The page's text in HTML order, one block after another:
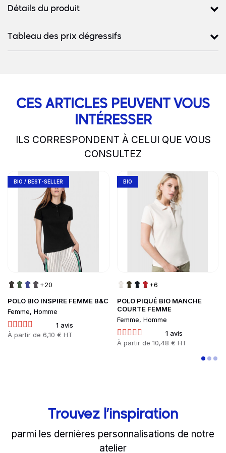
Détails du produit
Tableau des prix dégressifs
CES ARTICLES PEUVENT VOUS
INTÉRESSER
ILS CORRESPONDENT À CELUI QUE VOUS
CONSULTEZ
slide1 to 2of 5
POLO BIO INSPIRE FEMME B&C
Femme, Homme
1 avis
Prix
À partir de 6,10 € HT
BIO / BEST-SELLER
+20
Go to product page
POLO PIQUÉ BIO MANCHE
COURTE FEMME
Femme, Homme
1 avis
Prix
À partir de 10,48 € HT
BIO
+6
Go to product page
Trouvez l’inspiration
parmi les dernières personnalisations de notre
atelier